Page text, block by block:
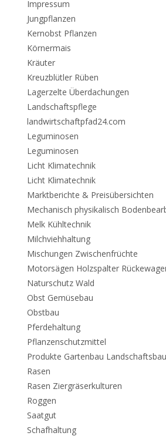
Impressum
Jungpflanzen
Kernobst Pflanzen
Körnermais
Kräuter
Kreuzblütler Rüben
Lagerzelte Überdachungen
Landschaftspflege
landwirtschaftpfad24.com
Leguminosen
Leguminosen
Licht Klimatechnik
Licht Klimatechnik
Marktberichte & Preisübersichten
Mechanisch physikalisch
Melk Kühltechnik
Milchviehhaltung
Mischungen Zwischenfrüchte
Motorsägen Holzspalter
Naturschutz Wald
Obst Gemüsebau
Obstbau
Pferdehaltung
Pflanzenschutzmittel
Produkte Gartenbau Landschaftsbau
Rasen
Rasen Ziergräserkulturen
Roggen
Saatgut
Schafhaltung